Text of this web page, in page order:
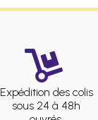
Expédition des colis
sous 24 à 48h